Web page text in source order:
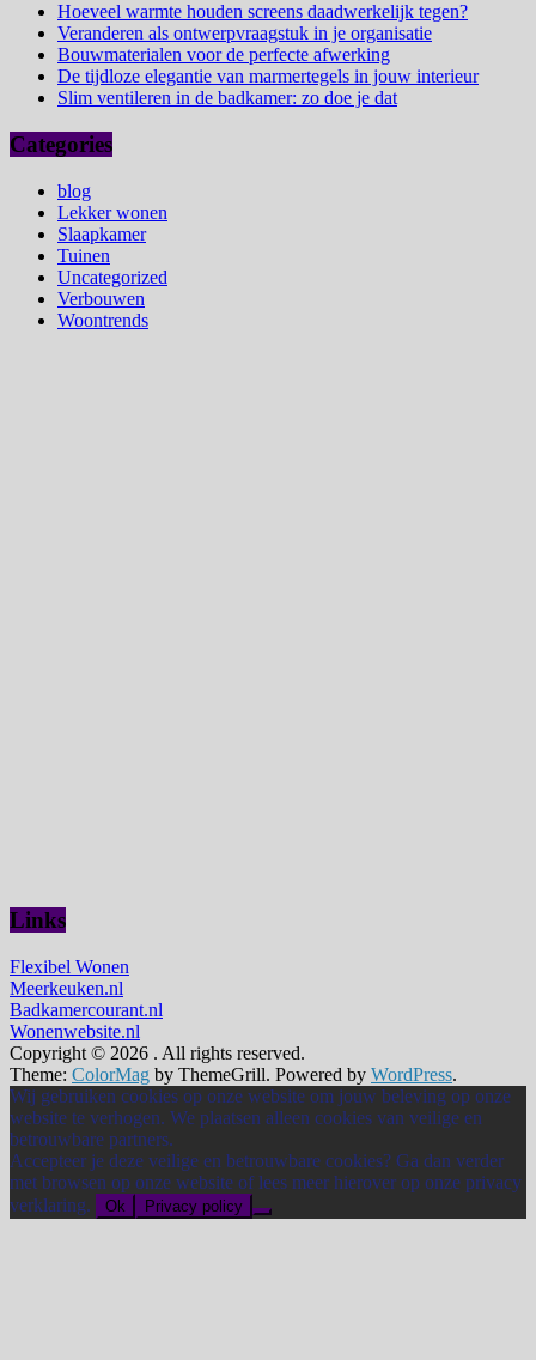
Hoeveel warmte houden screens daadwerkelijk tegen?
Veranderen als ontwerpvraagstuk in je organisatie
Bouwmaterialen voor de perfecte afwerking
De tijdloze elegantie van marmertegels in jouw interieur
Slim ventileren in de badkamer: zo doe je dat
Categories
blog
Lekker wonen
Slaapkamer
Tuinen
Uncategorized
Verbouwen
Woontrends
Links
Flexibel Wonen
Meerkeuken.nl
Badkamercourant.nl
Wonenwebsite.nl
Copyright © 2026 . All rights reserved.
Theme: ColorMag by ThemeGrill. Powered by WordPress.
Wij gebruiken cookies op onze website om jouw beleving op onze
website te verhogen. We plaatsen alleen cookies van veilige en
betrouwbare partners.
Accepteer je deze veilige en betrouwbare cookies? Ga dan verder
met browsen op onze website of lees meer hierover op onze privacy
verklaring.
Ok Privacy policy